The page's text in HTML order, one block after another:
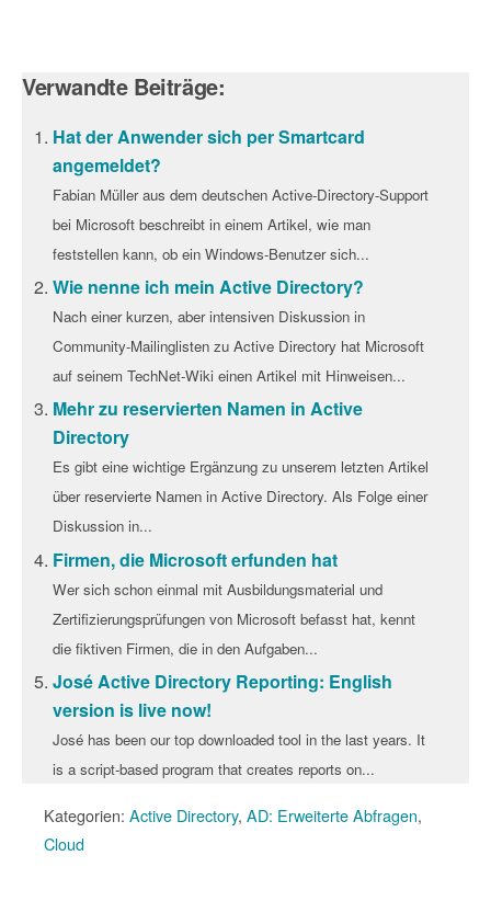
Verwandte Beiträge:
Hat der Anwender sich per Smartcard
angemeldet?
Fabian Müller aus dem deutschen Active-Directory-Support
bei Microsoft beschreibt in einem Artikel, wie man
feststellen kann, ob ein Windows-Benutzer sich...
Wie nenne ich mein Active Directory?
Nach einer kurzen, aber intensiven Diskussion in
Community-Mailinglisten zu Active Directory hat Microsoft
auf seinem TechNet-Wiki einen Artikel mit Hinweisen...
Mehr zu reservierten Namen in Active
Directory
Es gibt eine wichtige Ergänzung zu unserem letzten Artikel
über reservierte Namen in Active Directory. Als Folge einer
Diskussion in...
Firmen, die Microsoft erfunden hat
Wer sich schon einmal mit Ausbildungsmaterial und
Zertifizierungsprüfungen von Microsoft befasst hat, kennt
die fiktiven Firmen, die in den Aufgaben...
José Active Directory Reporting: English
version is live now!
José has been our top downloaded tool in the last years. It
is a script-based program that creates reports on...
Kategorien: Active Directory, AD: Erweiterte Abfragen,
Cloud